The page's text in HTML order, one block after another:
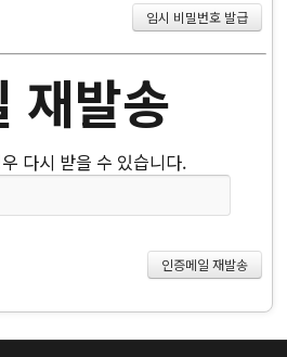
재발송
다시 받을 수 있습니다.